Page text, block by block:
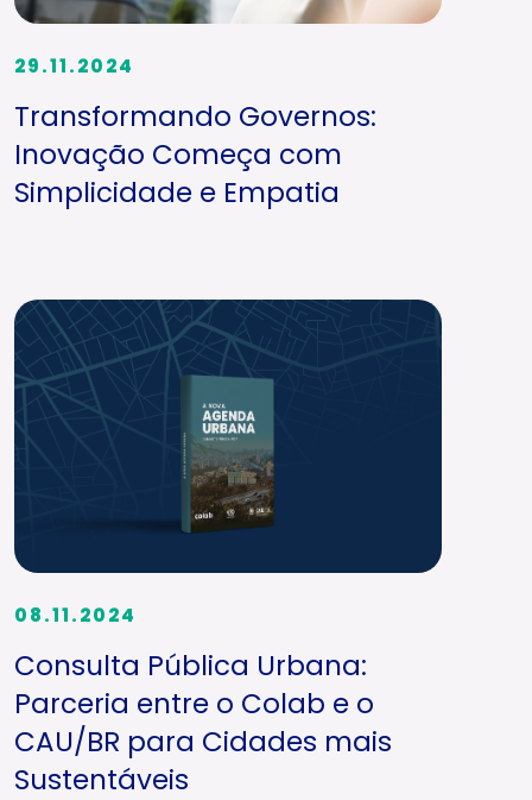
29.11.2024
Transformando Governos:
Inovação Começa com
Simplicidade e Empatia
08.11.2024
Consulta Pública Urbana:
Parceria entre o Colab e o
CAU/BR para Cidades mais
Sustentáveis